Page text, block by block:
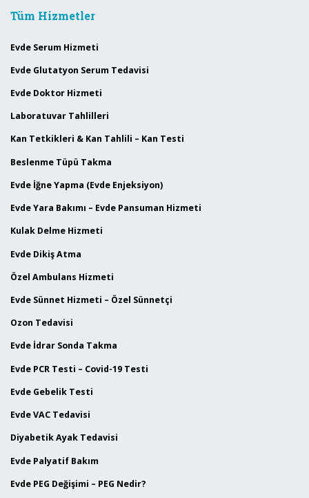
Tüm Hizmetler
Evde Serum Hizmeti
Evde Glutatyon Serum Tedavisi
Evde Doktor Hizmeti
Laboratuvar Tahlilleri
Kan Tetkikleri & Kan Tahlili – Kan Testi
Beslenme Tüpü Takma
Evde İğne Yapma (Evde Enjeksiyon)
Evde Yara Bakımı – Evde Pansuman Hizmeti
Kulak Delme Hizmeti
Evde Dikiş Atma
Özel Ambulans Hizmeti
Evde Sünnet Hizmeti – Özel Sünnetçi
Ozon Tedavisi
Evde İdrar Sonda Takma
Evde PCR Testi – Covid-19 Testi
Evde Gebelik Testi
Evde VAC Tedavisi
Diyabetik Ayak Tedavisi
Evde Palyatif Bakım
Evde PEG Değişimi – PEG Nedir?